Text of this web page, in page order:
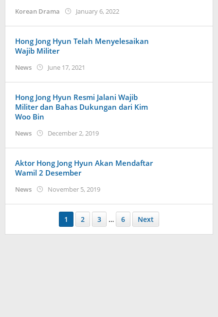
Korean Drama January 6, 2022by
Hong Jong Hyun Telah Menyelesaikan
Wajib Militer
News June 17, 2021
Hong Jong Hyun Resmi Jalani Wajib
Militer dan Bahas Dukungan dari Kim
Woo Bin
News December 2, 2019by
Aktor Hong Jong Hyun Akan Mendaftar
Wamil 2 Desember
News November 5, 2019by
1 2 3 … 6 Next